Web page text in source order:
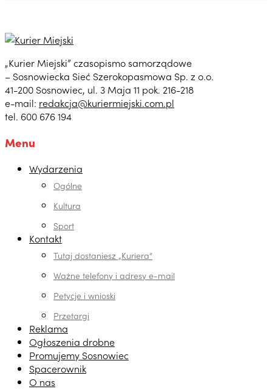
„Kurier Miejski” czasopismo samorządowe
– Sosnowiecka Sieć Szerokopasmowa Sp. z o.o.
41-200 Sosnowiec, ul. 3 Maja 11 pok. 216-218
e-mail: redakcja@kuriermiejski.com.pl
tel. 600 676 194
Menu
Wydarzenia
Ogólne
Kultura
Sport
Kontakt
Tutaj dostaniesz „Kuriera”
Ważne telefony i adresy e-mail
Petycje i wnioski
Przetargi
Reklama
Ogłoszenia drobne
Promujemy Sosnowiec
Spacerownik
O nas